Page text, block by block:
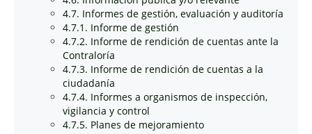
4.7. Informes de gestión, evaluación y auditoría
4.7.1. Informe de gestión
4.7.2. Informe de rendición de cuentas ante la
Contraloría
4.7.3. Informe de rendición de cuentas a la
ciudadanía
4.7.4. Informes a organismos de inspección,
vigilancia y control
4.7.5. Planes de mejoramiento